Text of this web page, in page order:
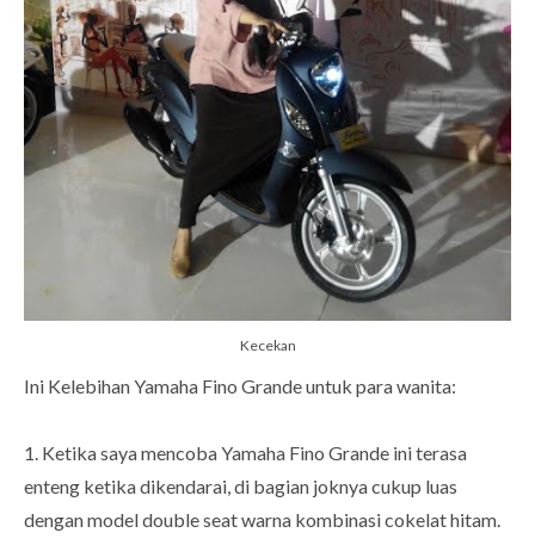
Kecekan
Ini Kelebihan Yamaha Fino Grande untuk para wanita:
1. Ketika saya mencoba Yamaha Fino Grande ini terasa
enteng ketika dikendarai, di bagian joknya cukup luas
dengan model double seat warna kombinasi cokelat hitam.